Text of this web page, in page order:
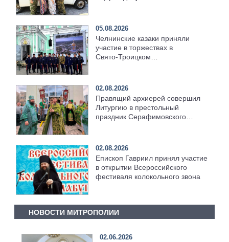
05.08.2026
Челнинские казаки приняли
участие в торжествах в
Свято‑Троицком
02.08.2026
Правящий архиерей совершил
Литургию в престольный
праздник Серафимовского
02.08.2026
Епископ Гавриил принял участие
в открытии Всероссийского
фестиваля колокольного звона
НОВОСТИ МИТРОПОЛИИ
02.06.2026